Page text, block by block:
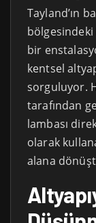
Tayland’ın
bölgesindeki
bir
kentsel
sorguluyor.
tarafından
lambası
olarak
alana